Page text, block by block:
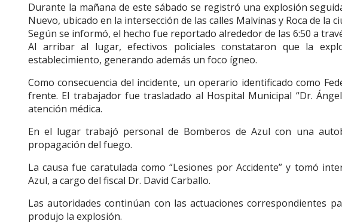
Durante la mañana de este sábado se registró una explosión
Nuevo, ubicado en la intersección de las calles Malvinas y Roca de la
Según se informó, el hecho fue reportado alrededor de las 6:50 a
Al arribar al lugar, efectivos policiales constataron que la
establecimiento, generando además un foco ígneo.
Como consecuencia del incidente, un operario identificado como
frente. El trabajador fue trasladado al Hospital Municipal “Dr.
atención médica.
En el lugar trabajó personal de Bomberos de Azul con una
propagación del fuego.
La causa fue caratulada como “Lesiones por Accidente” y tomó
Azul, a cargo del fiscal Dr. David Carballo.
Las autoridades continúan con las actuaciones correspondientes
produjo la explosión.